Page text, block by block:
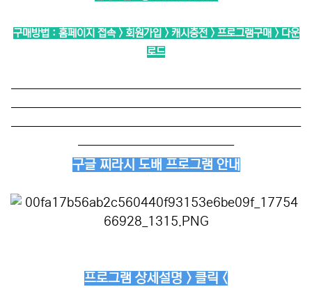
구매방법 : 홈페이지 접속 > 회원가입 > 캐시충전 > 프로그램구매 > 다운
로드
──────────────────────────
──────────────────────────
──────────────────────────
──────────────
구글 찌라시 도배 프로그램 안내
프로그램 상세설명 > 클릭 <